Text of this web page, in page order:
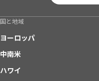
国と地域
ヨーロッパ
中南米
ハワイ